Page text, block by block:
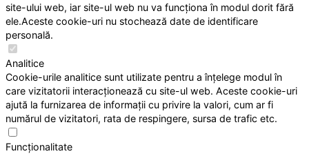
site-ului web, iar site-ul web nu va funcționa în modul dorit fără
ele.Aceste cookie-uri nu stochează date de identificare
personală.
Analitice
Cookie-urile analitice sunt utilizate pentru a înțelege modul în
care vizitatorii interacționează cu site-ul web. Aceste cookie-uri
ajută la furnizarea de informații cu privire la valori, cum ar fi
numărul de vizitatori, rata de respingere, sursa de trafic etc.
Funcționalitate